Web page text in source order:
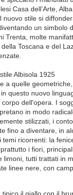
Casa dell’Arte,
nuovo stile si
un simbolo
Trenta, molte
Toscana e del
Albisola 1925
a quelle
questo nuovo
corpo dell'opera. I
in modo
stilizzati, i
fino a diventare, in
temi ricorrenti: la
i fiori,
limoni, tutti trattati in
linee nere, con